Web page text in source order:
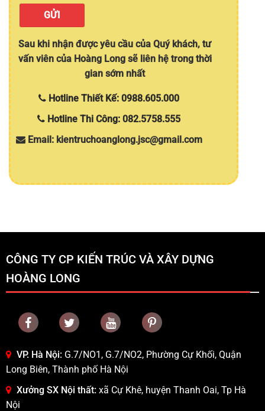
Sau khi nhận được yêu cầu của Quý khách, tư
vấn viên của Hoàng Long sẽ liên hệ trong thời
gian sớm nhất
Hotline Thiết Kế: 0988.605.000
Hotline Thi Công: 082.5758.555
Email: kientruchoanglong.jsc@gmail.com
CÔNG TY CP KIẾN TRÚC VÀ XÂY DỰNG
HOÀNG LONG
VP. Hà Nội: G.7/NO1, G.7/NO2, Phường Cự Khối, Quận
Long Biên, Thành phố Hà Nội
Xưởng SX Nội thất: xã Cự Khê, huyện Thanh Oai, Tp Hà
Nội